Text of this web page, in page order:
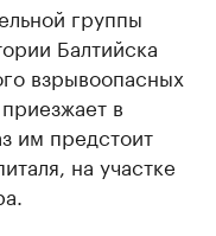
группы
Балтийска
взрывоопасных
в
им предстоит
на участке